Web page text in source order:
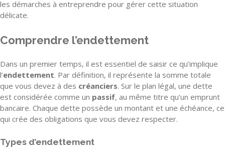
les démarches à entreprendre pour gérer cette situation
délicate.
Comprendre l’endettement
Dans un premier temps, il est essentiel de saisir ce qu’implique
l’endettement. Par définition, il représente la somme totale
que vous devez à des créanciers. Sur le plan légal, une dette
est considérée comme un passif, au même titre qu’un emprunt
bancaire. Chaque dette possède un montant et une échéance, ce
qui crée des obligations que vous devez respecter.
Types d’endettement